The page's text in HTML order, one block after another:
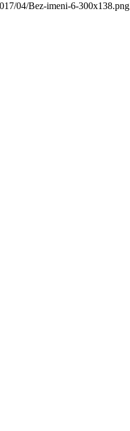
04/Bez-imeni-6-300x138.png